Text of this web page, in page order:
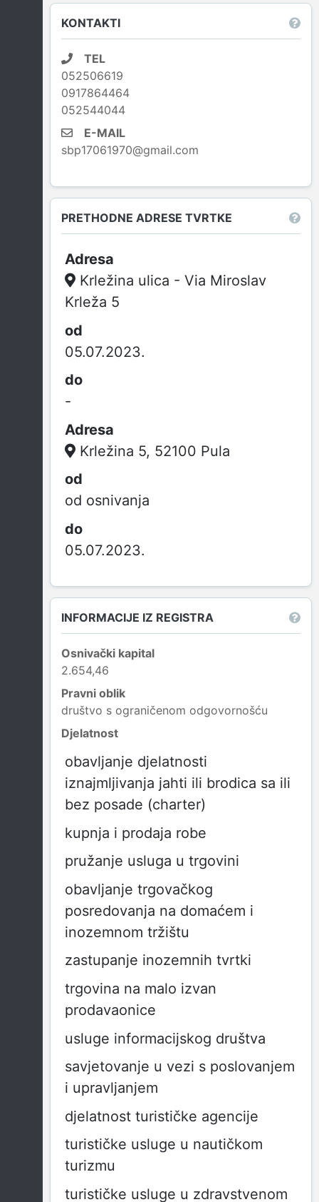
KONTAKTI
TEL
052506619
0917864464
052544044
E-MAIL
sbp17061970@gmail.com
PRETHODNE ADRESE TVRTKE
Krležina ulica - Via Miroslav
Krleža 5
05.07.2023.
-
Krležina 5, 52100 Pula
od osnivanja
05.07.2023.
INFORMACIJE IZ REGISTRA
Osnivački kapital
2.654,46
Pravni oblik
društvo s ograničenom odgovornošću
Djelatnost
obavljanje djelatnosti
iznajmljivanja jahti ili brodica sa ili
bez posade (charter)
kupnja i prodaja robe
pružanje usluga u trgovini
obavljanje trgovačkog
posredovanja na domaćem i
inozemnom tržištu
zastupanje inozemnih tvrtki
trgovina na malo izvan
prodavaonice
usluge informacijskog društva
savjetovanje u vezi s poslovanjem
i upravljanjem
djelatnost turističke agencije
turističke usluge u nautičkom
turizmu
turističke usluge u zdravstvenom